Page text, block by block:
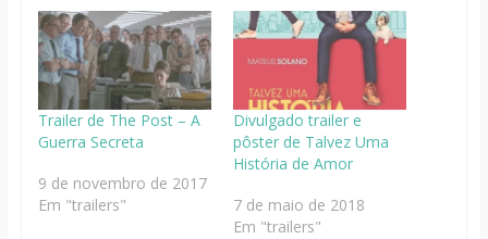
Trailer de The Post – A
Guerra Secreta
9 de novembro de 2017
Em "trailers"
Divulgado trailer e
pôster de Talvez Uma
História de Amor
7 de maio de 2018
Em "trailers"